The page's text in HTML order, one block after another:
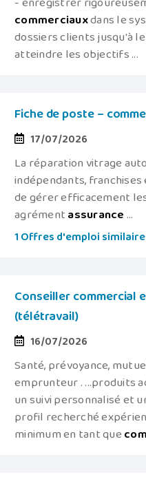
commerciauxdans le
dossiers clients jusqu'à
atteindre les objectifs ...
Fiche de poste –
17/07/2026
La réparation vitrage
indépendants,
de gérer efficacement
agrémentassurance ...
1 Offres d'emploi
Conseiller commercial
(télétravail)
16/07/2026
Santé, prévoyance,
emprunteur . ...produits
un suivi personnalisé et
profil recherché
minimum en tant que